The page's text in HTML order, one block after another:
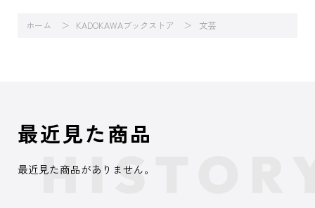
ホーム KADOKAWAブックストア 文芸
最近見た商品
最近見た商品がありません。